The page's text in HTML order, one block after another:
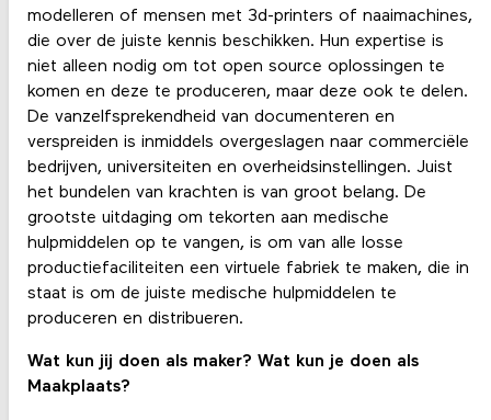
modelleren of mensen met 3d-printers of naaimachines,
die over de juiste kennis beschikken. Hun expertise is
niet alleen nodig om tot open source oplossingen te
komen en deze te produceren, maar deze ook te delen.
De vanzelfsprekendheid van documenteren en
verspreiden is inmiddels overgeslagen naar commerciële
bedrijven, universiteiten en overheidsinstellingen. Juist
het bundelen van krachten is van groot belang. De
grootste uitdaging om tekorten aan medische
hulpmiddelen op te vangen, is om van alle losse
productiefaciliteiten een virtuele fabriek te maken, die in
staat is om de juiste medische hulpmiddelen te
produceren en distribueren.
Wat kun jij doen als maker? Wat kun je doen als
Maakplaats?